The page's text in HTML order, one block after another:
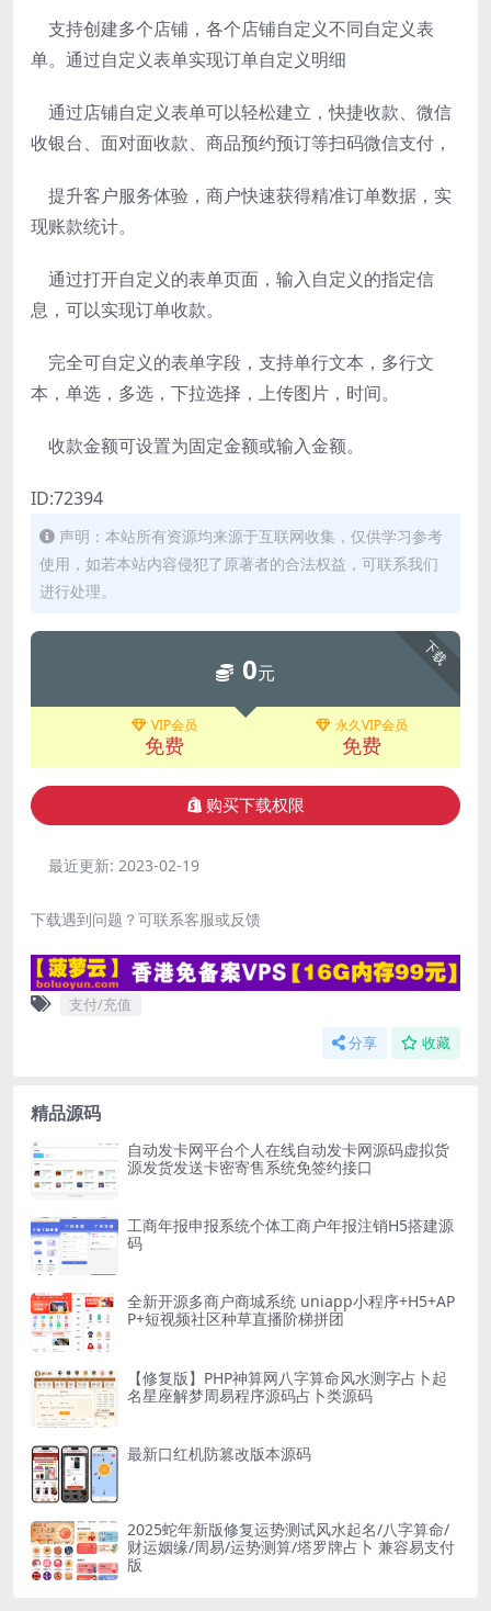
支持创建多个店铺，各个店铺自定义不同自定义表
单。通过自定义表单实现订单自定义明细
通过店铺自定义表单可以轻松建立，快捷收款、微信
收银台、面对面收款、商品预约预订等扫码微信支付，
提升客户服务体验，商户快速获得精准订单数据，实
现账款统计。
通过打开自定义的表单页面，输入自定义的指定信
息，可以实现订单收款。
完全可自定义的表单字段，支持单行文本，多行文
本，单选，多选，下拉选择，上传图片，时间。
收款金额可设置为固定金额或输入金额。
ID:72394
声明：本站所有资源均来源于互联网收集，仅供学习参考
使用，如若本站内容侵犯了原著者的合法权益，可联系我们
进行处理。
下载
0元
VIP会员
免费
永久VIP会员
免费
购买下载权限
最近更新: 2023-02-19
下载遇到问题？可联系客服或反馈
支付/充值
分享 收藏
精品源码
自动发卡网平台个人在线自动发卡网源码虚拟货
源发货发送卡密寄售系统免签约接口
工商年报申报系统个体工商户年报注销H5搭建源
码
全新开源多商户商城系统 uniapp小程序+H5+AP
P+短视频社区种草直播阶梯拼团
【修复版】PHP神算网八字算命风水测字占卜起
名星座解梦周易程序源码占卜类源码
最新口红机防篡改版本源码
2025蛇年新版修复运势测试风水起名/八字算命/
财运姻缘/周易/运势测算/塔罗牌占卜 兼容易支付
版